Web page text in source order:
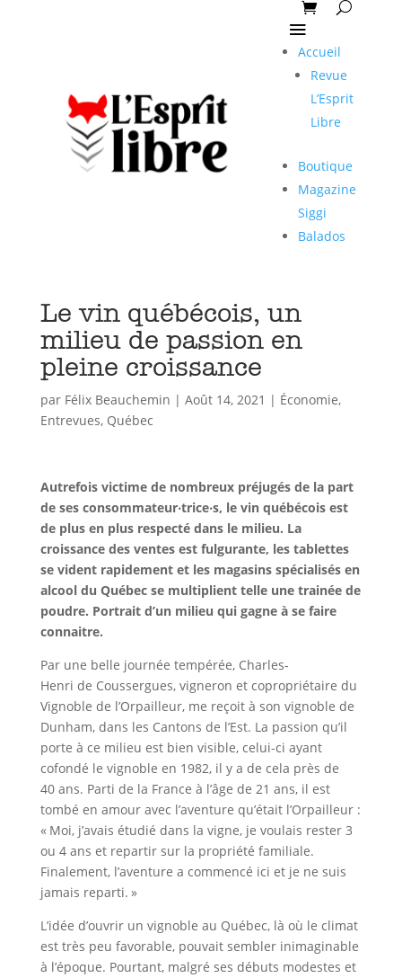
Accueil
Revue
L’Esprit
Libre
Boutique
Magazine
Siggi
Balados
Le vin québécois, un
milieu de passion en
pleine croissance
par Félix Beauchemin | Août 14, 2021 | Économie,
Entrevues, Québec
Autrefois victime de nombreux préjugés de la part
de ses consommateur‧trice‧s, le vin québécois est
de plus en plus respecté dans le milieu. La
croissance des ventes est fulgurante, les tablettes
se vident rapidement et les magasins spécialisés en
alcool du Québec se multiplient telle une trainée de
poudre. Portrait d’un milieu qui gagne à se faire
connaitre.
Par une belle journée tempérée, Charles-
Henri de Coussergues, vigneron et copropriétaire du
Vignoble de l’Orpailleur, me reçoit à son vignoble de
Dunham, dans les Cantons de l’Est. La passion qu’il
porte à ce milieu est bien visible, celui-ci ayant
cofondé le vignoble en 1982, il y a de cela près de
40 ans. Parti de la France à l’âge de 21 ans, il est
tombé en amour avec l’aventure qu’était l’Orpailleur :
« Moi, j’avais étudié dans la vigne, je voulais rester 3
ou 4 ans et repartir sur la propriété familiale.
Finalement, l’aventure a commencé ici et je ne suis
jamais reparti. »
L’idée d’ouvrir un vignoble au Québec, là où le climat
est très peu favorable, pouvait sembler inimaginable
à l’époque. Pourtant, malgré ses débuts modestes et